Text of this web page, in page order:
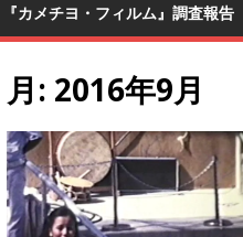
『カメチヨ・フィルム』調査報告
月: 2016年9月